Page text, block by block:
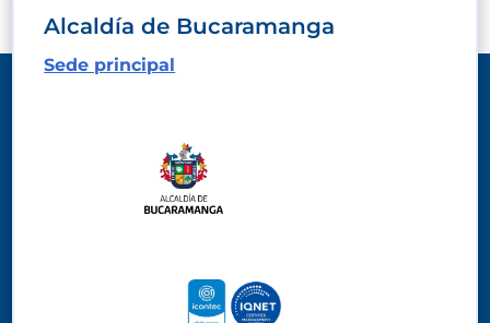
Alcaldía de Bucaramanga
Sede principal